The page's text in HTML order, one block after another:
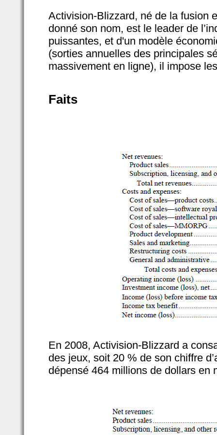
Activision-Blizzard, né de la fusion
donné son nom, est le leader de
puissantes, et d'un modèle
(sorties annuelles des principales
massivement en ligne), il impose
Faits
En 2008, Activision-Blizzard a
des jeux, soit 20 % de son chiffre
dépensé 464 millions de dollars en